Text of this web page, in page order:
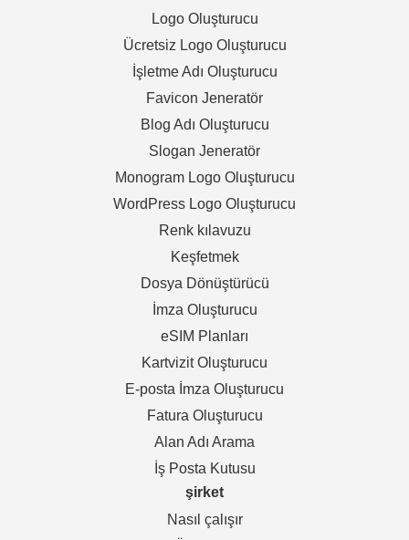
Logo Oluşturucu
Ücretsiz Logo Oluşturucu
İşletme Adı Oluşturucu
Favicon Jeneratör
Blog Adı Oluşturucu
Slogan Jeneratör
Monogram Logo Oluşturucu
WordPress Logo Oluşturucu
Renk kılavuzu
Keşfetmek
Dosya Dönüştürücü
İmza Oluşturucu
eSIM Planları
Kartvizit Oluşturucu
E-posta İmza Oluşturucu
Fatura Oluşturucu
Alan Adı Arama
İş Posta Kutusu
şirket
Nasıl çalışır